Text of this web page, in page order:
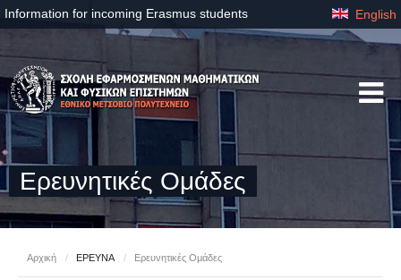
Information for incoming Erasmus students English
Ερευνητικές Ομάδες
Αρχική / ΕΡΕΥΝΑ / Ερευνητικές Ομάδες